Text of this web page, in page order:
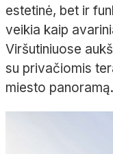
estetinė, bet ir
veikia kaip
Viršutiniuose
su privačiomis
miesto panoramą.